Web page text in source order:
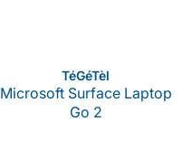
Verkoper:
TéGéTèl
Microsoft Surface Laptop
Go 2